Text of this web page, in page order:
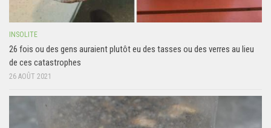
INSOLITE
26 fois ou des gens auraient plutôt eu des tasses ou des verres au lieu
de ces catastrophes
26 AOÛT 2021